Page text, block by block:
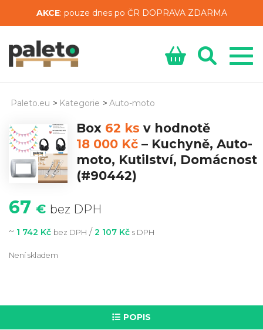
AKCE: pouze dnes po ČR DOPRAVA ZDARMA
Paleto.eu > Kategorie > Auto-moto
Box 62 ks v hodnotě
18 000 Kč – Kuchyně, Auto-
moto, Kutilství, Domácnost
(#90442)
67 € bez DPH
~ 1 742 Kč bez DPH / 2 107 Kč s DPH
Není skladem
POPIS